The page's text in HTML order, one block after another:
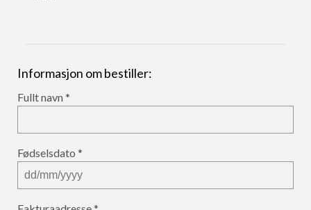
Informasjon om bestiller:
Fullt navn
Fødselsdato